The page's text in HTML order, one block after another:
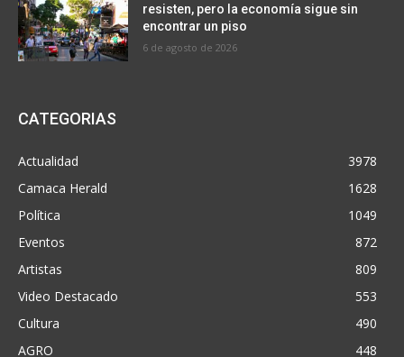
resisten, pero la economía sigue sin
encontrar un piso
6 de agosto de 2026
CATEGORIAS
Actualidad
3978
Camaca Herald
1628
Política
1049
Eventos
872
Artistas
809
Video Destacado
553
Cultura
490
AGRO
448